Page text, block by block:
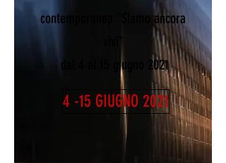
contemporanea "Siamo ancora
vivi"
dal 4 al 15 giugno 2021
4 -15 GIUGNO 2021